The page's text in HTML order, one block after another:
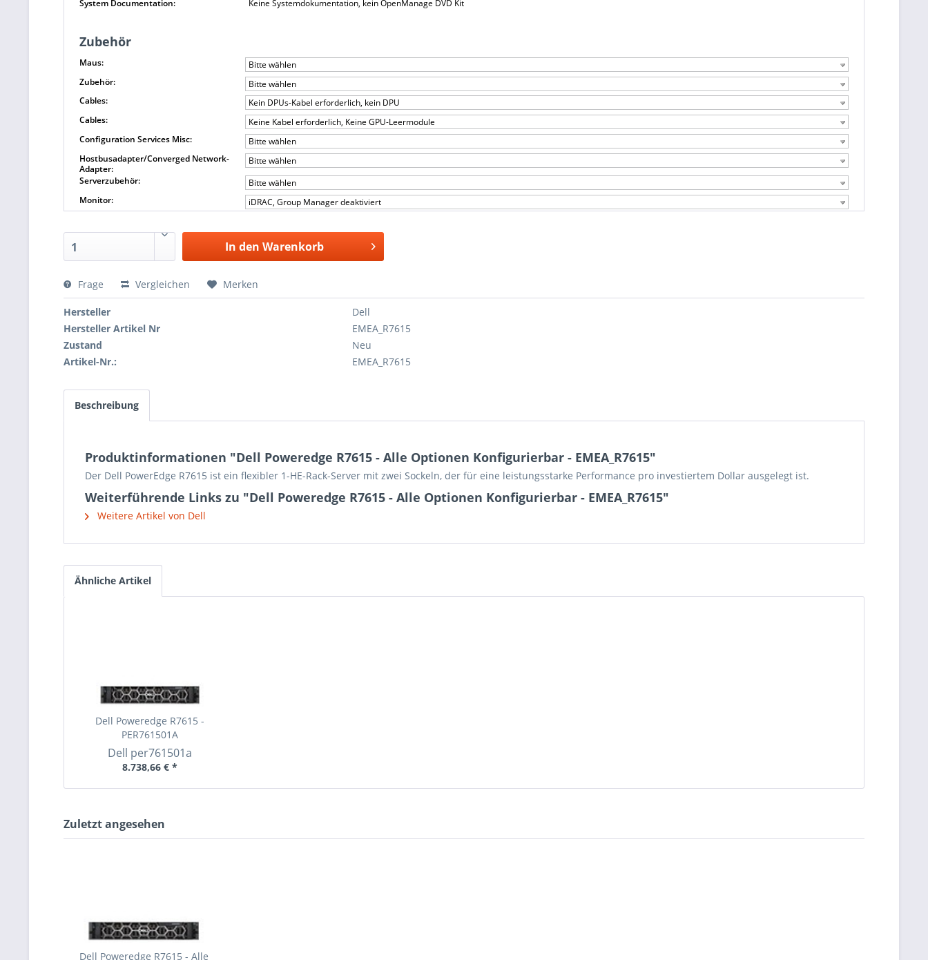
System Documentation: Keine Systemdokumentation, kein OpenManage DVD Kit
Zubehör
Maus:
Bitte wählen
Zubehör:
Bitte wählen
Cables:
Kein DPUs-Kabel erforderlich, kein DPU
Cables:
Keine Kabel erforderlich, Keine GPU-Leermodule
Configuration Services Misc:
Bitte wählen
Hostbusadapter/Converged Network-
Adapter:
Bitte wählen
Serverzubehör:
Bitte wählen
Monitor:
iDRAC, Group Manager deaktiviert
1 In den Warenkorb
Frage Vergleichen Merken
Hersteller
Dell
Hersteller Artikel Nr
EMEA_R7615
Zustand
Neu
Artikel-Nr.:
EMEA_R7615
Beschreibung
Produktinformationen "Dell Poweredge R7615 - Alle Optionen Konfigurierbar - EMEA_R7615"
Der Dell PowerEdge R7615 ist ein flexibler 1-HE-Rack-Server mit zwei Sockeln, der für eine leistungsstarke Performance pro investiertem Dollar ausgelegt ist.
Weiterführende Links zu "Dell Poweredge R7615 - Alle Optionen Konfigurierbar - EMEA_R7615"
Weitere Artikel von Dell
Ähnliche Artikel
Dell Poweredge R7615 -
PER761501A
Dell per761501a
8.738,66 € *
Zuletzt angesehen
Dell Poweredge R7615 - Alle